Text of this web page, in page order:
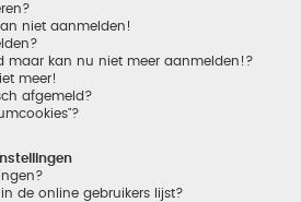
niet aanmelden!
maar kan nu niet meer aanmelden!?
meer!
afgemeld?
de online gebruikers lijst?